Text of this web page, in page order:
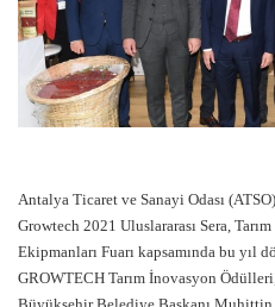
Antalya Ticaret ve Sanayi Odası
Growtech 2021 Uluslararası Sera,
Ekipmanları Fuarı kapsamında bu yıl
GROWTECH Tarım İnovasyon